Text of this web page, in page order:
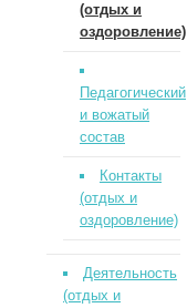
(отдых и
оздоровление)
Педагогический
и вожатый
состав
Контакты
(отдых и
оздоровление)
Деятельность
(отдых и